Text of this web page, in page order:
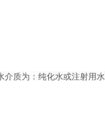
质为：纯化水或注射用水